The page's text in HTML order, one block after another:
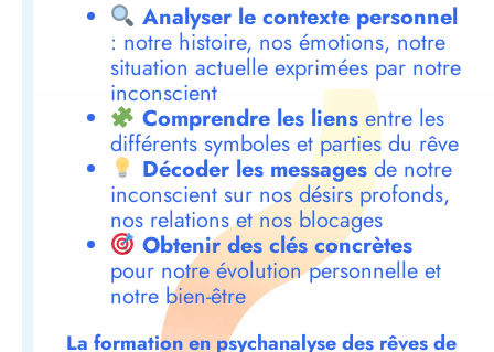
Analyser le contexte personnel
: notre histoire, nos émotions, notre
situation actuelle exprimées par notre
inconscient
Comprendre les liensentre les
différents symboles et parties du rêve
Décoder les messagesde notre
inconscient sur nos désirs profonds,
nos relations et nos blocages
Obtenir des clés concrètes
pour notre évolution personnelle et
notre bien-être
La formation en psychanalyse des rêves de